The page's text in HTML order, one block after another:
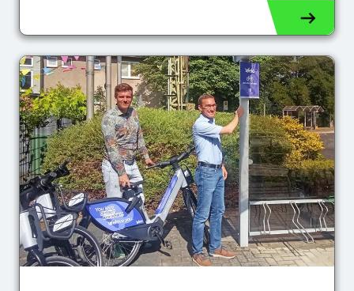
die
klimaneutrale
Mobilität